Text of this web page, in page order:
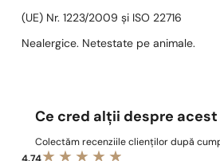
(UE) Nr. 1223/2009 și ISO 22716
Nealergice. Netestate pe animale.
Ce cred alții despre
Colectăm recenziile clienților după